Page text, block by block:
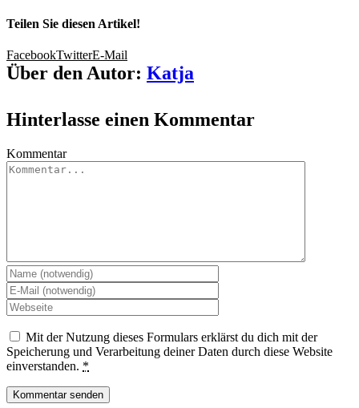
Teilen Sie diesen Artikel!
FacebookTwitterE-Mail
Über den Autor: Katja
Hinterlasse einen Kommentar
Kommentar
Mit der Nutzung dieses Formulars erklärst du dich mit der
Speicherung und Verarbeitung deiner Daten durch diese Website
einverstanden. *